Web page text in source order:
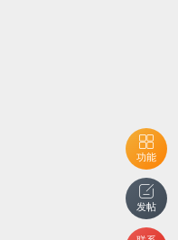
功能
发帖